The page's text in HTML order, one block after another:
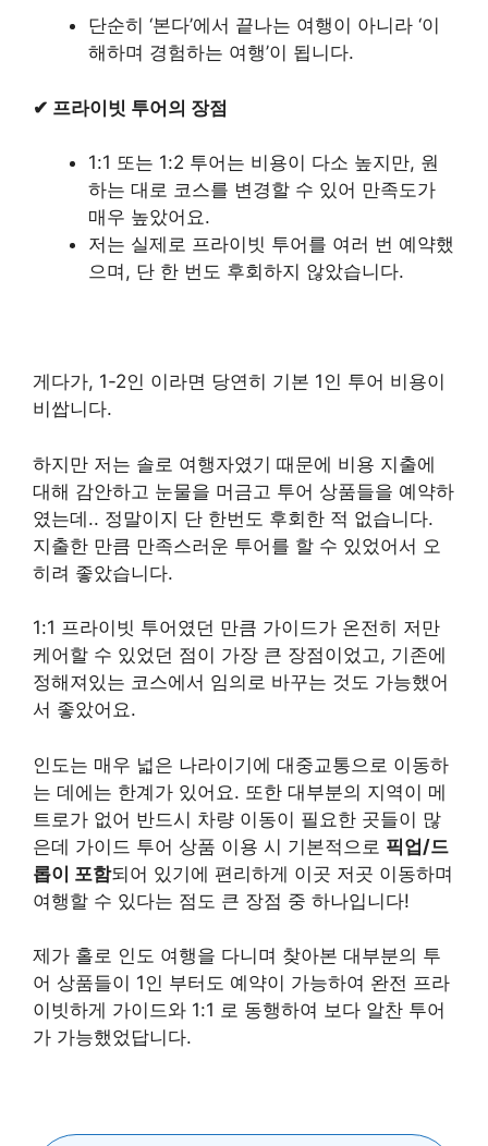
단순히 ‘본다’에서 끝나는 여행이 아니라 ‘이
해하며 경험하는 여행’이 됩니다.
✔ 프라이빗 투어의 장점
1:1 또는 1:2 투어는 비용이 다소 높지만, 원
하는 대로 코스를 변경할 수 있어 만족도가
매우 높았어요.
저는 실제로 프라이빗 투어를 여러 번 예약했
으며, 단 한 번도 후회하지 않았습니다.
게다가, 1-2인 이라면 당연히 기본 1인 투어 비용이
비쌉니다.
하지만 저는 솔로 여행자였기 때문에 비용 지출에
대해 감안하고 눈물을 머금고 투어 상품들을 예약하
였는데.. 정말이지 단 한번도 후회한 적 없습니다.
지출한 만큼 만족스러운 투어를 할 수 있었어서 오
히려 좋았습니다.
1:1 프라이빗 투어였던 만큼 가이드가 온전히 저만
케어할 수 있었던 점이 가장 큰 장점이었고, 기존에
정해져있는 코스에서 임의로 바꾸는 것도 가능했어
서 좋았어요.
인도는 매우 넓은 나라이기에 대중교통으로 이동하
는 데에는 한계가 있어요. 또한 대부분의 지역이 메
트로가 없어 반드시 차량 이동이 필요한 곳들이 많
은데 가이드 투어 상품 이용 시 기본적으로 픽업/드
롭이 포함되어 있기에 편리하게 이곳 저곳 이동하며
여행할 수 있다는 점도 큰 장점 중 하나입니다!
제가 홀로 인도 여행을 다니며 찾아본 대부분의 투
어 상품들이 1인 부터도 예약이 가능하여 완전 프라
이빗하게 가이드와 1:1 로 동행하여 보다 알찬 투어
가 가능했었답니다.